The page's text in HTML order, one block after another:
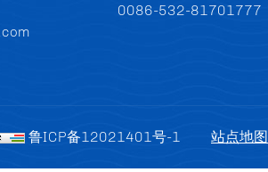
0086-532-81701777
鲁ICP备12021401号-1 站点地图